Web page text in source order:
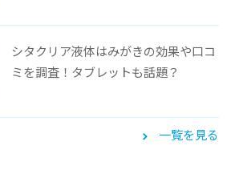
シタクリア液体はみがきの効果や口コ
ミを調査！タブレットも話題？
一覧を見る